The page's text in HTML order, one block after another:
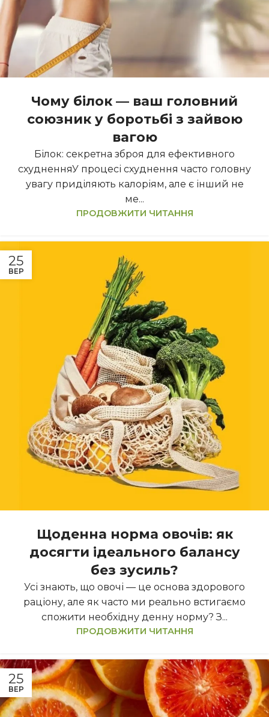
Чому білок — ваш головний
союзник у боротьбі з зайвою
вагою
Білок: секретна зброя для ефективного
схудненняУ процесі схуднення часто головну
увагу приділяють калоріям, але є інший не
ме...
ПРОДОВЖИТИ ЧИТАННЯ
25
ВЕР
Щоденна норма овочів: як
досягти ідеального балансу
без зусиль?
Усі знають, що овочі — це основа здорового
раціону, але як часто ми реально встигаємо
спожити необхідну денну норму? З...
ПРОДОВЖИТИ ЧИТАННЯ
25
ВЕР